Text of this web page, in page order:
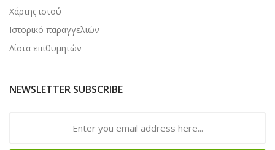
Χάρτης ιστού
Ιστορικό παραγγελιών
Λίστα επιθυμητών
NEWSLETTER SUBSCRIBE